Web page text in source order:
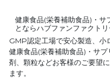
健康食品(栄養補助食品)・サ
とならハブファンファクト
GMP認定工場で安心製造、小
健康食品(栄養補助食品)・サ
剤、顆粒などお客様のご要望
ます。